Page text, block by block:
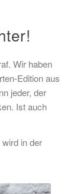
Wir haben
Edition aus
jeder, der
Ist auch
in der